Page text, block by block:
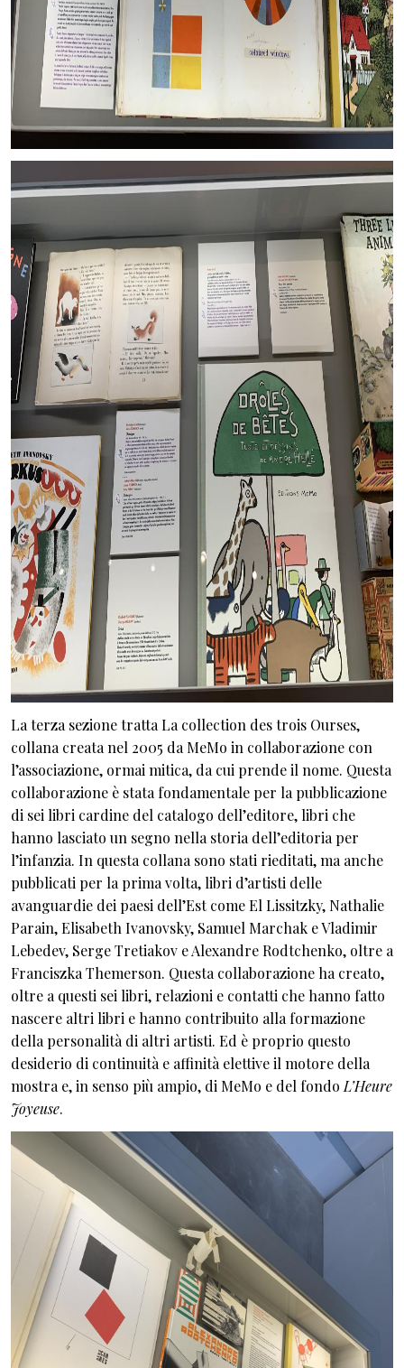
La terza sezione tratta La collection des trois Ourses,
collana creata nel 2005 da MeMo in collaborazione con
l’associazione, ormai mitica, da cui prende il nome. Questa
collaborazione è stata fondamentale per la pubblicazione
di sei libri cardine del catalogo dell’editore, libri che
hanno lasciato un segno nella storia dell’editoria per
l’infanzia. In questa collana sono stati rieditati, ma anche
pubblicati per la prima volta, libri d’artisti delle
avanguardie dei paesi dell’Est come El Lissitzky, Nathalie
Parain, Elisabeth Ivanovsky, Samuel Marchak e Vladimir
Lebedev, Serge Tretiakov e Alexandre Rodtchenko, oltre a
Franciszka Themerson. Questa collaborazione ha creato,
oltre a questi sei libri, relazioni e contatti che hanno fatto
nascere altri libri e hanno contribuito alla formazione
della personalità di altri artisti. Ed è proprio questo
desiderio di continuità e affinità elettive il motore della
mostra e, in senso più ampio, di MeMo e del fondo L’Heure
Joyeuse.